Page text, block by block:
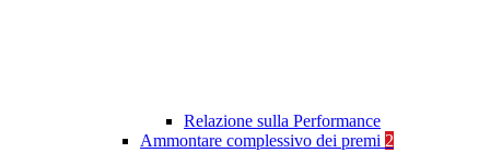
Relazione sulla Performance
Ammontare complessivo dei premi 2